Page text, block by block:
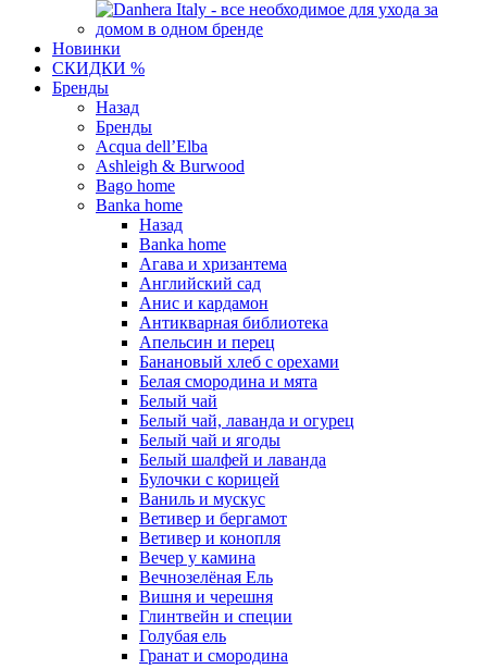
Новинки
СКИДКИ %
Бренды
Назад
Бренды
Acqua dell’Elba
Ashleigh & Burwood
Bago home
Banka home
Назад
Banka home
Агава и хризантема
Английский сад
Анис и кардамон
Антикварная библиотека
Апельсин и перец
Банановый хлеб с орехами
Белая смородина и мята
Белый чай
Белый чай, лаванда и огурец
Белый чай и ягоды
Белый шалфей и лаванда
Булочки с корицей
Ваниль и мускус
Ветивер и бергамот
Ветивер и конопля
Вечер у камина
Вечнозелёная Ель
Вишня и черешня
Глинтвейн и специи
Голубая ель
Гранат и смородина